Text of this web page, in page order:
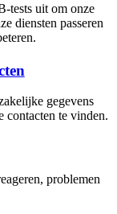
tests uit om onze
diensten passeren
gegevens
contacten te vinden.
problemen